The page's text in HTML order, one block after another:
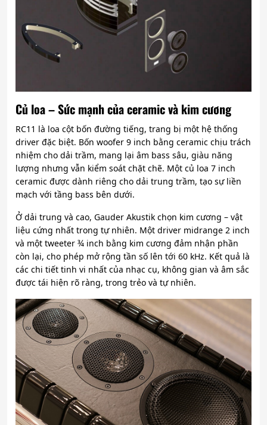
Củ loa – Sức mạnh của ceramic và kim cương
RC11 là loa cột bốn đường tiếng, trang bị một hệ thống
driver đặc biệt. Bốn woofer 9 inch bằng ceramic chịu trách
nhiệm cho dải trầm, mang lại âm bass sâu, giàu năng
lượng nhưng vẫn kiểm soát chặt chẽ. Một củ loa 7 inch
ceramic được dành riêng cho dải trung trầm, tạo sự liền
mạch với tầng bass bên dưới.
Ở dải trung và cao, Gauder Akustik chọn kim cương – vật
liệu cứng nhất trong tự nhiên. Một driver midrange 2 inch
và một tweeter ¾ inch bằng kim cương đảm nhận phần
còn lại, cho phép mở rộng tần số lên tới 60 kHz. Kết quả là
các chi tiết tinh vi nhất của nhạc cụ, không gian và âm sắc
được tái hiện rõ ràng, trong trẻo và tự nhiên.